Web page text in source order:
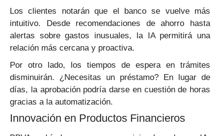
Los clientes notarán que el banco se vuelve más
intuitivo. Desde recomendaciones de ahorro hasta
alertas sobre gastos inusuales, la IA permitirá una
relación más cercana y proactiva.
Por otro lado, los tiempos de espera en trámites
disminuirán. ¿Necesitas un préstamo? En lugar de
días, la aprobación podría darse en cuestión de horas
gracias a la automatización.
Innovación en Productos Financieros